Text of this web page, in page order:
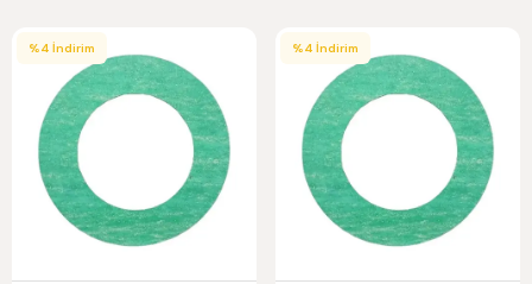
%4 İndirim %4 İndirim